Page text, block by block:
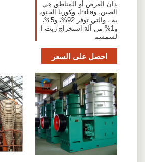
دان العرض أو المناطق هي
الصين، وIndia، وكوريا الجنوب
ية ، والتي توفر 92%، و5%،
و1% من آلة استخراج زيت ا
لسمسم
احصل على السعر